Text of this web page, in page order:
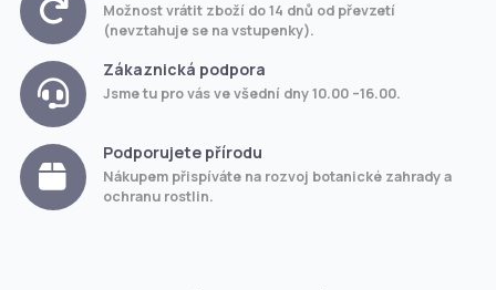
Možnost vrátit zboží do 14 dnů od převzetí
(nevztahuje se na vstupenky).
Zákaznická podpora
Jsme tu pro vás ve všední dny 10.00 –16.00.
Podporujete přírodu
Nákupem přispíváte na rozvoj botanické zahrady a
ochranu rostlin.